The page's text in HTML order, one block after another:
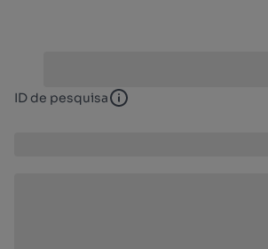
ID de pesquisa ID de pesquisa